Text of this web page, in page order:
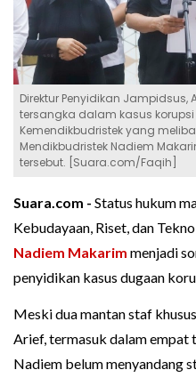
Direktur Penyidikan
tersangka dalam kasus
Kemendikbudristek yang
Mendikbudristek Nadiem
tersebut. [Suara.com/Faqih]
Suara.com - Status hukum
Kebudayaan, Riset, dan
Nadiem Makarim menjadi
penyidikan kasus dugaan
Meski dua mantan staf
Arief, termasuk dalam empat
Nadiem belum menyandang